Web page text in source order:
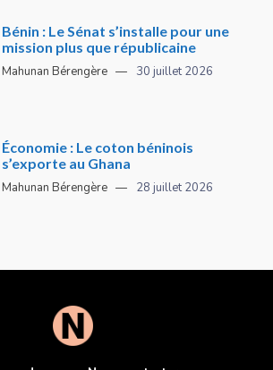
Bénin : Le Sénat s’installe pour une
mission plus que républicaine
Mahunan Bérengère 30 juillet 2026
Économie : Le coton béninois
s’exporte au Ghana
Mahunan Bérengère 28 juillet 2026